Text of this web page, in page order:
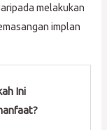
melakukan
implan
Ini